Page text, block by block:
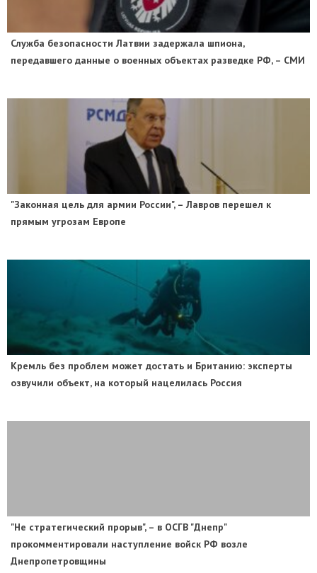
Служба безопасности Латвии задержала шпиона,
передавшего данные о военных объектах разведке РФ, – СМИ
"Законная цель для армии России", – Лавров перешел к
прямым угрозам Европе
​Кремль без проблем может достать и Британию: эксперты
озвучили объект, на который нацелилась Россия
"Не стратегический прорыв", – в ОСГВ "Днепр"
прокомментировали наступление войск РФ возле
Днепропетровщины